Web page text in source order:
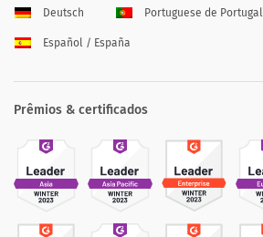
Deutsch Portuguese de Portugal
Español / España
Prêmios & certificados